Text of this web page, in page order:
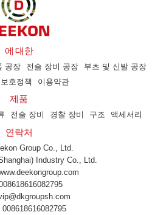
에 대한
공장 전술 장비 공장
부츠 및 신발 공장
호정책
이용약관
제품
전술 장비 경찰 장비 구조 액세서리
연락처
Group Co., Ltd.
Industry Co., Ltd.
008618616082795